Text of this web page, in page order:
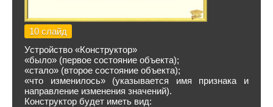
10 слайд
Устройство «Конструктор»
«было» (первое состояние объекта);
«стало» (второе состояние объекта);
«что изменилось» (указывается имя признака и
направление изменения значений).
Конструктор будет иметь вид: